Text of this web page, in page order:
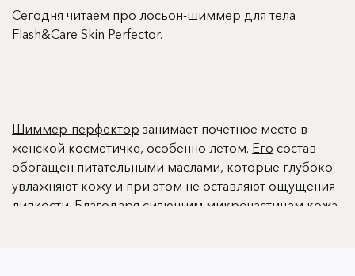
Сегодня читаем про лосьон-шиммер для тела
Flash&Care Skin Perfector.
Шиммер-перфектор занимает почетное место в
женской косметичке, особенно летом. Его состав
обогащен питательными маслами, которые глубоко
увлажняют кожу и при этом не оставляют ощущения
липкости. Благодаря сияющим микрочастицам кожа